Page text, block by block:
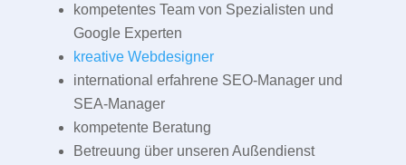
kompetentes Team von Spezialisten und
Google Experten
kreative Webdesigner
international erfahrene SEO-Manager und
SEA-Manager
kompetente Beratung
Betreuung über unseren Außendienst